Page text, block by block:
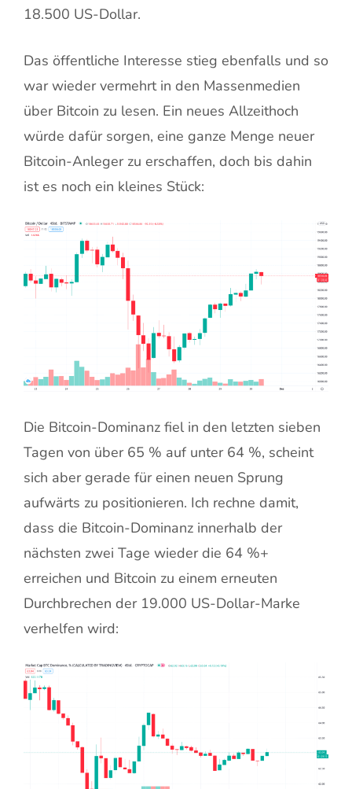
18.500 US-Dollar.
Das öffentliche Interesse stieg ebenfalls und so
war wieder vermehrt in den Massenmedien
über Bitcoin zu lesen. Ein neues Allzeithoch
würde dafür sorgen, eine ganze Menge neuer
Bitcoin-Anleger zu erschaffen, doch bis dahin
ist es noch ein kleines Stück:
Die Bitcoin-Dominanz fiel in den letzten sieben
Tagen von über 65 % auf unter 64 %, scheint
sich aber gerade für einen neuen Sprung
aufwärts zu positionieren. Ich rechne damit,
dass die Bitcoin-Dominanz innerhalb der
nächsten zwei Tage wieder die 64 %+
erreichen und Bitcoin zu einem erneuten
Durchbrechen der 19.000 US-Dollar-Marke
verhelfen wird: